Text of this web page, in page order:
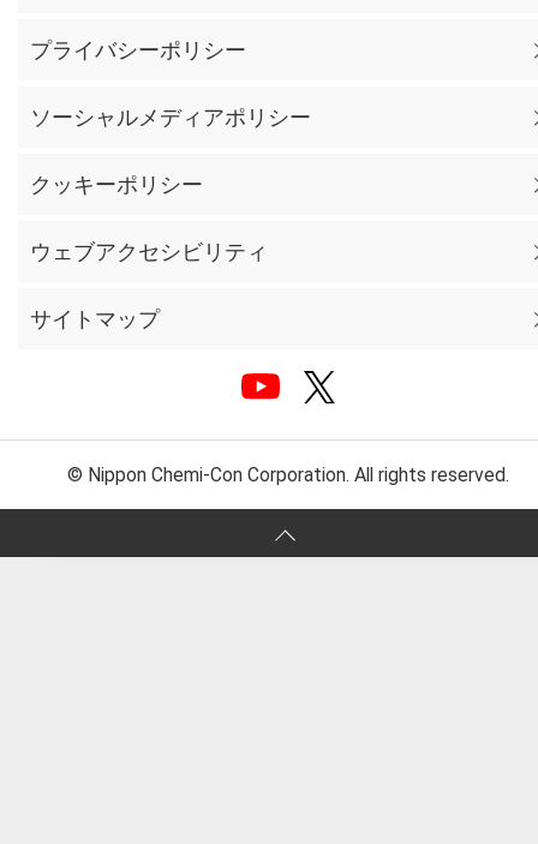
プライバシーポリシー
ソーシャルメディアポリシー
クッキーポリシー
ウェブアクセシビリティ
サイトマップ
© Nippon Chemi-Con Corporation. All rights reserved.